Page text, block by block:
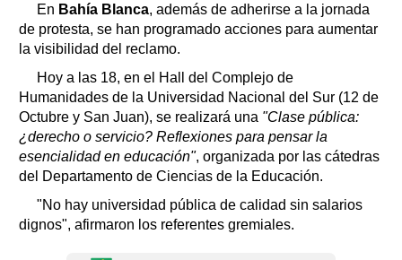
En Bahía Blanca, además de adherirse a la jornada
de protesta, se han programado acciones para aumentar
la visibilidad del reclamo.
Hoy a las 18, en el Hall del Complejo de
Humanidades de la Universidad Nacional del Sur (12 de
Octubre y San Juan), se realizará una "Clase pública:
¿derecho o servicio? Reflexiones para pensar la
esencialidad en educación", organizada por las cátedras
del Departamento de Ciencias de la Educación.
"No hay universidad pública de calidad sin salarios
dignos", afirmaron los referentes gremiales.